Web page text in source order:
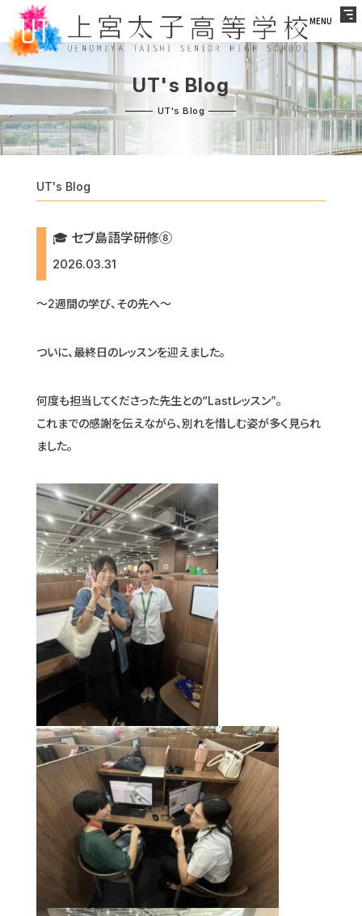
MENU
UT's Blog
UT's Blog
🎓 セブ島語学研修⑧
2026.03.31
〜2週間の学び、その先へ〜
ついに、最終日のレッスンを迎えました。
何度も担当してくださった先生との“Lastレッスン”。
これまでの感謝を伝えながら、別れを惜しむ姿が多く見られ
ました。